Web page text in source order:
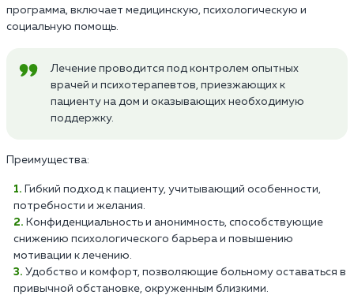
программа, включает медицинскую, психологическую и
социальную помощь.
Лечение проводится под контролем опытных
врачей и психотерапевтов, приезжающих к
пациенту на дом и оказывающих необходимую
поддержку.
Преимущества:
Гибкий подход к пациенту, учитывающий особенности,
потребности и желания.
Конфиденциальность и анонимность, способствующие
снижению психологического барьера и повышению
мотивации к лечению.
Удобство и комфорт, позволяющие больному оставаться в
привычной обстановке, окруженным близкими.